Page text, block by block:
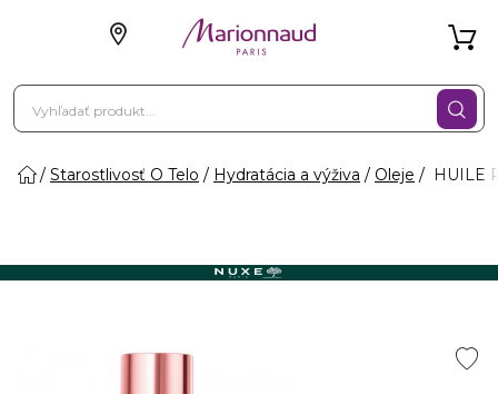
Starostlivosť O Telo Hydratácia a výživa Oleje HUILE